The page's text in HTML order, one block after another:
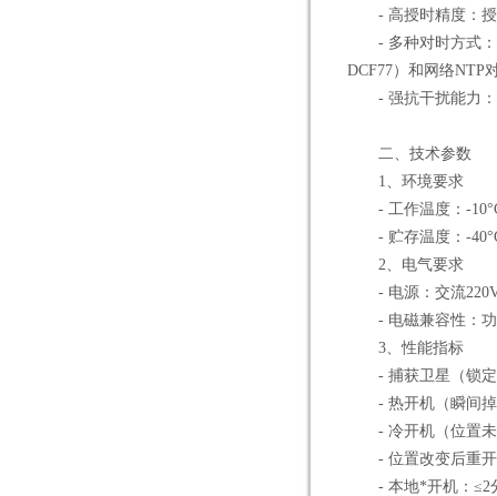
- 高授时精度：授
- 多种对时方式：
DCF77）和网络NTP
- 强抗干扰能力：
二、技术参数
1、环境要求
- 工作温度：-
- 贮存温度：-
2、电气要求
- 电源：交流
- 电磁兼容性：功
3、性能指标
- 捕获卫星（锁定
- 热开机（瞬间掉
- 冷开机（位置未
- 位置改变后重开
- 本地*开机：≤2